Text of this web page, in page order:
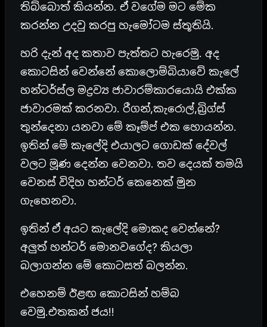
තිබ්බොත් කියන්න. ඒ වගේම මට මේක
කරන්න උදවු කරපු හැමෝටම ස්තූතියි.
හරි දැන් අද කතාව පැත්තට හැරෙමු. අද
කොටසින් වෙන්නේ කොලොම්බියාවේ කැලේ
හන්ටර්ස්ල මද්‍රව්‍ය ජාවාරම්කාරයොයි එක්ක
ජාවාරමක් කරනවා. රීගන්,කැරොල්,බ්‍රිග්ස්
තුන්දෙනා යනවා මේ කෑම්ප් එක හොයන්න.
ඉතින් මේ කැලේදි එයාලට ගොඩක් දේවල්
වලට මූණ දෙන්න වෙනවා. තව දෙයක් තමයි
වෙනස් විදිහ හන්ටර් කෙනෙක් මුන
ගැහෙනවා.
ඉතින් ඒ අයට කැලේදි මොකද වෙන්නේ?
අලුත් හන්ටර් මොනවගේද? කියලා
බලාගන්න මේ කොටසත් බලන්න.
එහෙනම් ඊළඟ කොටසින් හම්බ
වෙමු.එතකන් ජය!!